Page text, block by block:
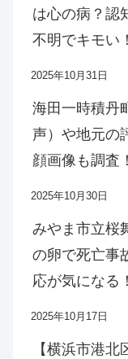
は心の病？認
不明でキモい！
2025年10月31日
海田一時積丹
声）や地元の
顔画像も調査！
2025年10月30日
みやま市立桜
の卵で死亡事
応が気になる！
2025年10月17日
【横浜市港